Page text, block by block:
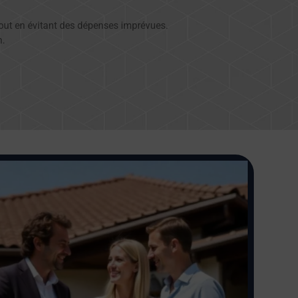
en évitant des dépenses imprévues.